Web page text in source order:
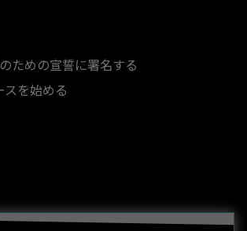
ための宣誓に署名する
スを始める